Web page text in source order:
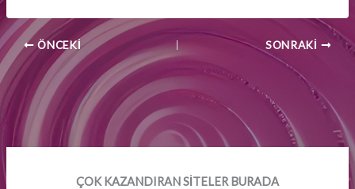
ÇOK KAZANDIRAN SİTELER BURADA
ÖNCEKI SONRAKI